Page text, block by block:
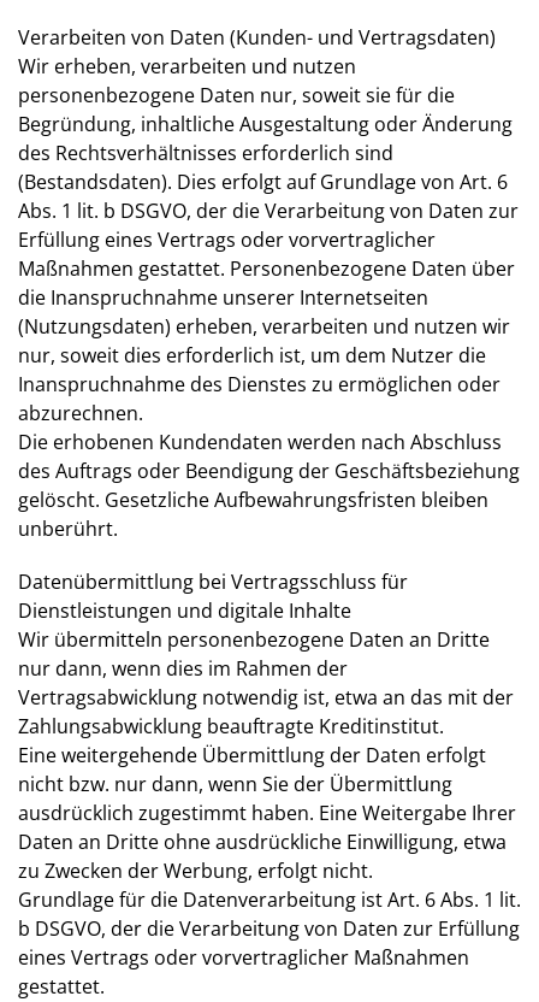
Verarbeiten von Daten (Kunden- und Vertragsdaten)
Wir erheben, verarbeiten und nutzen
personenbezogene Daten nur, soweit sie für die
Begründung, inhaltliche Ausgestaltung oder Änderung
des Rechtsverhältnisses erforderlich sind
(Bestandsdaten). Dies erfolgt auf Grundlage von Art. 6
Abs. 1 lit. b DSGVO, der die Verarbeitung von Daten zur
Erfüllung eines Vertrags oder vorvertraglicher
Maßnahmen gestattet. Personenbezogene Daten über
die Inanspruchnahme unserer Internetseiten
(Nutzungsdaten) erheben, verarbeiten und nutzen wir
nur, soweit dies erforderlich ist, um dem Nutzer die
Inanspruchnahme des Dienstes zu ermöglichen oder
abzurechnen.
Die erhobenen Kundendaten werden nach Abschluss
des Auftrags oder Beendigung der Geschäftsbeziehung
gelöscht. Gesetzliche Aufbewahrungsfristen bleiben
unberührt.
Datenübermittlung bei Vertragsschluss für
Dienstleistungen und digitale Inhalte
Wir übermitteln personenbezogene Daten an Dritte
nur dann, wenn dies im Rahmen der
Vertragsabwicklung notwendig ist, etwa an das mit der
Zahlungsabwicklung beauftragte Kreditinstitut.
Eine weitergehende Übermittlung der Daten erfolgt
nicht bzw. nur dann, wenn Sie der Übermittlung
ausdrücklich zugestimmt haben. Eine Weitergabe Ihrer
Daten an Dritte ohne ausdrückliche Einwilligung, etwa
zu Zwecken der Werbung, erfolgt nicht.
Grundlage für die Datenverarbeitung ist Art. 6 Abs. 1 lit.
b DSGVO, der die Verarbeitung von Daten zur Erfüllung
eines Vertrags oder vorvertraglicher Maßnahmen
gestattet.